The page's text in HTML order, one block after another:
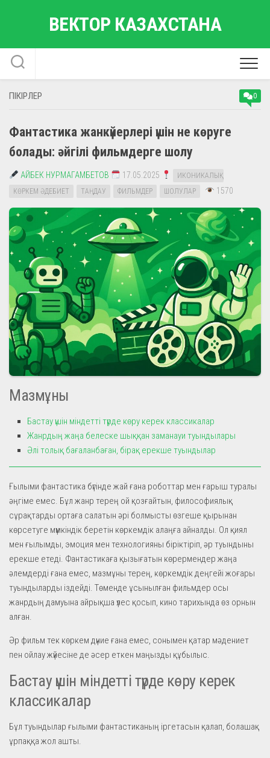
ВЕКТОР КАЗАХСТАНА
ПІКІРЛЕР 0
Фантастика жанкүйерлері үшін не көруге
болады: әйгілі фильмдерге шолу
АЙБЕК НУРМАГАМБЕТОВ 17.05.2025
ИКОНИКАЛЫҚ
КӨРКЕМ ӘДЕБИЕТ
ТАҢДАУ ФИЛЬМДЕР ШОЛУЛАР 1570
Мазмұны
Бастау үшін міндетті түрде көру керек классикалар
Жанрдың жаңа белеске шыққан заманауи туындылары
Әлі толық бағаланбаған, бірақ ерекше туындылар
Ғылыми фантастика бүгінде жай ғана роботтар мен ғарыш туралы
әңгіме емес. Бұл жанр терең ой қозғайтын, философиялық
сұрақтарды ортаға салатын әрі болмысты өзгеше қырынан
көрсетуге мүмкіндік беретін көркемдік алаңға айналды. Ол қиял
мен ғылымды, эмоция мен технологияны біріктіріп, әр туындыны
ерекше етеді. Фантастикаға қызығатын көрермендер жаңа
әлемдерді ғана емес, мазмұны терең, көркемдік деңгейі жоғары
туындыларды іздейді. Төменде ұсынылған фильмдер осы
жанрдың дамуына айрықша үлес қосып, кино тарихында өз орнын
алған.
Әр фильм тек көркем дүние ғана емес, сонымен қатар мәдениет
пен ойлау жүйесіне де әсер еткен маңызды құбылыс.
Бастау үшін міндетті түрде көру керек
классикалар
Бұл туындылар ғылыми фантастиканың іргетасын қалап, болашақ
ұрпаққа жол ашты.